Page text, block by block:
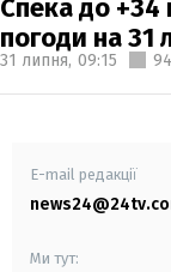
Спека до +34
погоди на 31
31 липня, 09:15
E-mail редакції
Ми тут: